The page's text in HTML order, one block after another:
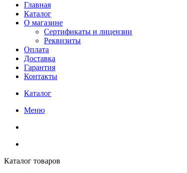
Главная
Каталог
О магазине
Сертификаты и лицензии
Реквизиты
Оплата
Доставка
Гарантия
Контакты
Каталог
Меню
Каталог товаров